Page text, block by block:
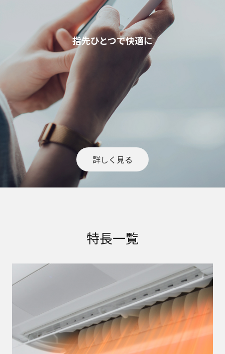
指先ひとつで快適に
詳しく見る
特長一覧